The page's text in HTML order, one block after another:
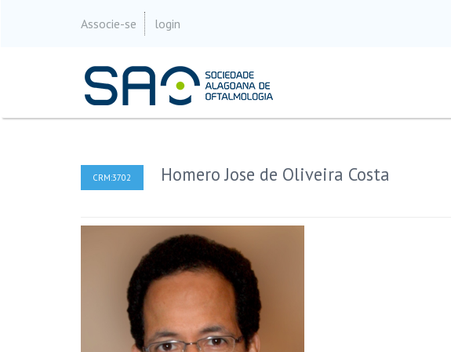
Associe-se login
CRM:3702 Homero Jose de Oliveira Costa